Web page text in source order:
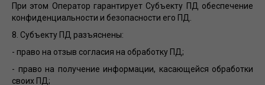
При этом Оператор гарантирует Субъекту ПД обеспечение
конфиденциальности и безопасности его ПД.
8. Субъекту ПД разъяснены:
- право на отзыв согласия на обработку ПД;
- право на получение информации, касающейся обработки
своих ПД;